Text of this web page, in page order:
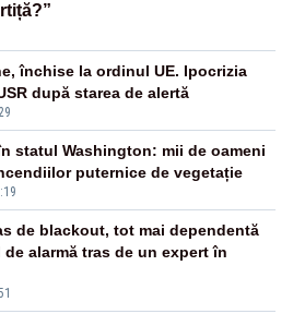
închise la ordinul UE. Ipocrizia
după starea de alertă
statul Washington: mii de oameni
puternice de vegetație
de blackout, tot mai dependentă
alarmă tras de un expert în